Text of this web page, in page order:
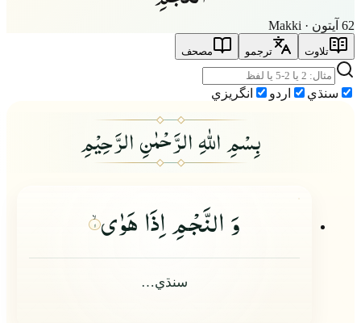
62 آيتون · Makki
تلاوت ترجمو مصحف
سنڌي اردو انگريزي
بِسْمِ اللهِ الرَّحْمٰنِ الرَّحِيْمِ
وَ النَّجْمِ اِذَا هَوٰى ۱
سنڌي…